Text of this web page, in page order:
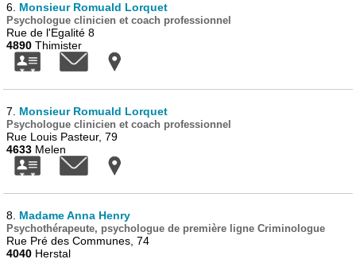
6. Monsieur Romuald Lorquet
Psychologue clinicien et coach professionnel
Rue de l'Egalité 8
4890 Thimister
7. Monsieur Romuald Lorquet
Psychologue clinicien et coach professionnel
Rue Louis Pasteur, 79
4633 Melen
8. Madame Anna Henry
Psychothérapeute, psychologue de première ligne Criminologue
Rue Pré des Communes, 74
4040 Herstal